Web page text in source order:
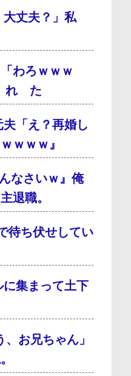
丈夫？」私
わろｗｗｗ
れ た
「え？再婚し
ｗｗｗ』
なさいｗ』俺
退職。
待ち伏せしてい
集まって土下
お兄ちゃん」